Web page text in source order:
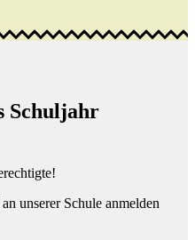
Schuljahr
un­se­rer Schu­le an­mel­den